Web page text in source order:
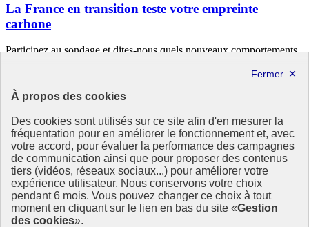
À propos des cookies
Des cookies sont utilisés sur ce site afin d'en mesurer la
fréquentation pour en améliorer le fonctionnement et, avec
votre accord, pour évaluer la performance des campagnes
de communication ainsi que pour proposer des contenus
tiers (vidéos, réseaux sociaux...) pour améliorer votre
expérience utilisateur. Nous conservons votre choix
pendant 6 mois. Vous pouvez changer ce choix à tout
moment en cliquant sur le lien en bas du site «Gestion
des cookies».
La France en transition teste votre empreinte
carbone
Participez au sondage et dites-nous quels nouveaux comportements
23 septembre 2020 - En France